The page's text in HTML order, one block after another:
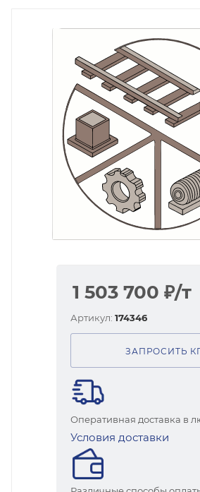
1 503 700 ₽/т
Артикул: 174346
ЗАПРОСИТЬ
Оперативная доставка в
Условия доставки